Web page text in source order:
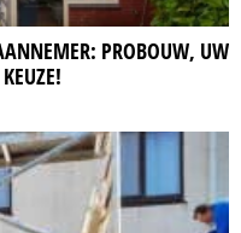
PROBOUW, UW